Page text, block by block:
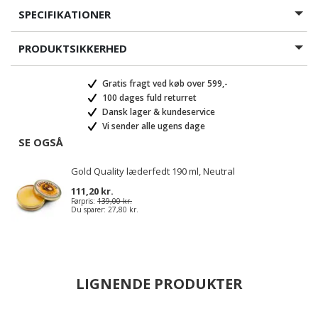
SPECIFIKATIONER
PRODUKTSIKKERHED
Gratis fragt ved køb over 599,-
100 dages fuld returret
Dansk lager & kundeservice
Vi sender alle ugens dage
SE OGSÅ
Gold Quality læderfedt 190 ml, Neutral
111,20 kr.
Førpris: 139,00 kr.
Du sparer: 27,80 kr.
LIGNENDE PRODUKTER